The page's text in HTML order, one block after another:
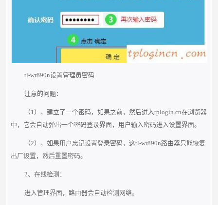
tl-wr890n设置管理员密码
注意的问题：
（1），建立了一个密码，如果之前，然后进入tplogin.cn在浏览器
中，它会自动弹出一个密码登录界面，用户输入密码进入设置界面。
（2），如果用户忘记设置登录密码，这tl-wr890n路由器只能恢复
出厂设置，然后重置密码。
2、在线检测：
进入管理界面，路由器会自动检测网络。